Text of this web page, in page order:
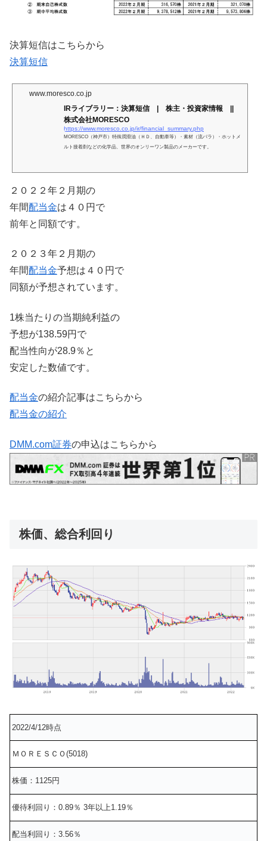
決算短信はこちらから
決算短信
www.moresco.co.jp
IRライブラリー：決算短信 | 株主・投資家情報 ||
株式会社MORESCO
https://www.moresco.co.jp/ir/financial_summary.php
MORESCO（神戸市）特殊潤滑油（ＨＤ、自動車等）・素材（流パラ）・ホットメ
ルト接着剤などの化学品、世界のオンリーワン製品のメーカーです。
２０２２年２月期の
年間配当金は４０円で
前年と同額です。
２０２３年２月期の
年間配当金予想は４０円で
同額が予想されています。
1株当たりの当期純利益の
予想が138.59円で
配当性向が28.9％と
安定した数値です。
配当金の紹介記事はこちらから
配当金の紹介
DMM.com証券の申込はこちらから
株価、総合利回り
2022/4/12時点
ＭＯＲＥＳＣＯ(5018)
株価：1125円
優待利回り：0.89％ 3年以上1.19％
配当利回り：3.56％